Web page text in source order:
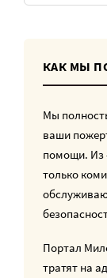
КАК МЫ
Мы
ваши
помощи. Из
только
Портал
тратят на